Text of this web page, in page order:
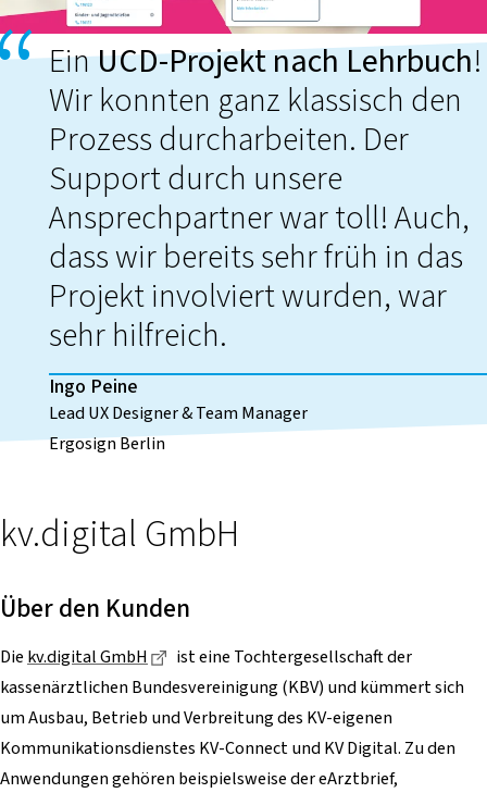
EinUCD-Projekt nach Lehrbuch!
Wir konnten ganz klassisch den
Prozess durcharbeiten. Der
Support durch unsere
Ansprechpartner war toll! Auch,
dass wir bereits sehr früh in das
Projekt involviert wurden, war
sehr hilfreich.
Ingo Peine
Lead UX Designer & Team Manager
Ergosign Berlin
kv.digital GmbH
Über den Kunden
Die kv.digital GmbH Dieser Link führt zu einer externen Seite
ist eine Tochtergesellschaft der
kassenärztlichen Bundesvereinigung (KBV) und kümmert sich
um Ausbau, Betrieb und Verbreitung des KV-eigenen
Kommunikationsdienstes KV-Connect und KV Digital. Zu den
Anwendungen gehören beispielsweise der eArztbrief,